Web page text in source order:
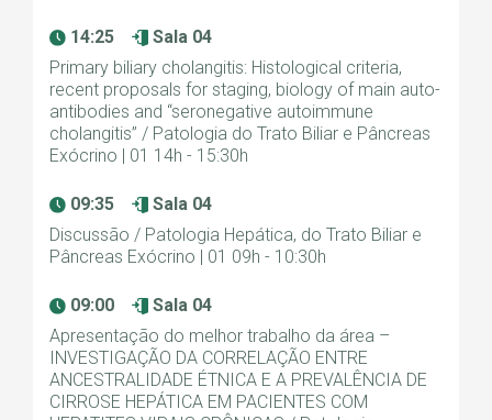
14:25
Sala 04
Primary biliary cholangitis: Histological criteria,
recent proposals for staging, biology of main auto-
antibodies and “seronegative autoimmune
cholangitis” / Patologia do Trato Biliar e Pâncreas
Exócrino | 01 14h - 15:30h
09:35
Sala 04
Discussão / Patologia Hepática, do Trato Biliar e
Pâncreas Exócrino | 01 09h - 10:30h
09:00
Sala 04
Apresentação do melhor trabalho da área –
INVESTIGAÇÃO DA CORRELAÇÃO ENTRE
ANCESTRALIDADE ÉTNICA E A PREVALÊNCIA DE
CIRROSE HEPÁTICA EM PACIENTES COM